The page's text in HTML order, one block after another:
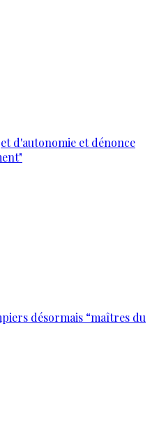
d'autonomie et dénonce
désormais “maîtres du